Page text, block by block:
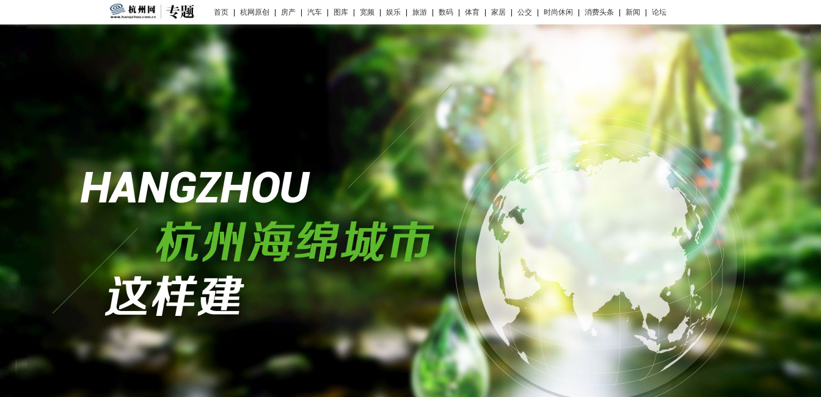
首页 杭网原创 房产 汽车 图库 宽频 娱乐 旅游 数码 体育 家居 公交 时尚休闲 消费头条 新闻 论坛